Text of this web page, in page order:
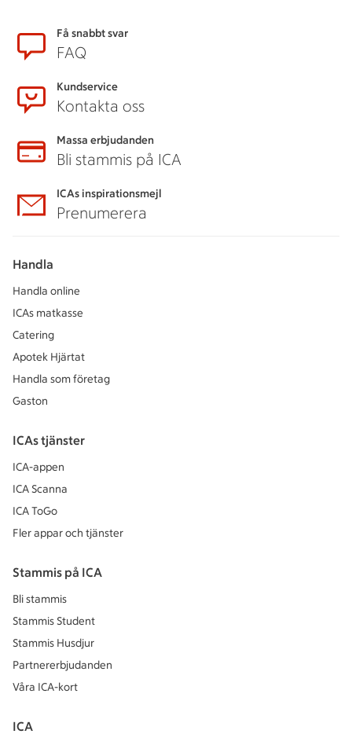
SidfotFå snabbt svar
FAQ
Kundservice
Kontakta oss
Massa erbjudanden
Bli stammis på ICA
ICAs inspirationsmejl
Prenumerera
Handla
Handla online
ICAs matkasse
Catering
Apotek Hjärtat
Handla som företag
Gaston
ICAs tjänster
ICA-appen
ICA Scanna
ICA ToGo
Fler appar och tjänster
Stammis på ICA
Bli stammis
Stammis Student
Stammis Husdjur
Partnererbjudanden
Våra ICA-kort
ICA